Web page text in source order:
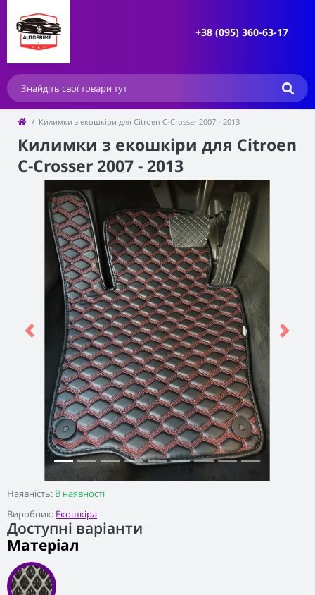
+38 (095) 360-63-17
Килимки з екошкіри для Citroen C-Crosser 2007 - 2013
Килимки з екошкіри для Citroen
C-Crosser 2007 - 2013
Наявність: В наявності
Виробник: Екошкіра
Previous Next
Доступні варіанти
Матеріал